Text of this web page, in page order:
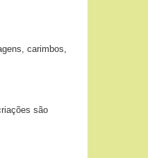
carimbos,
são